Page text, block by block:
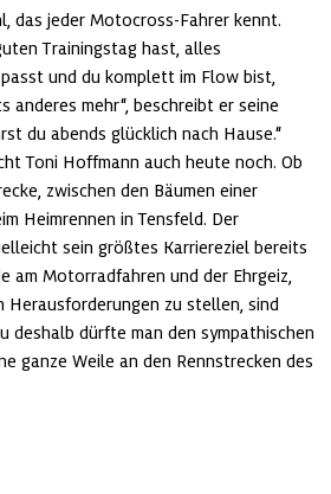
das jeder Motocross-Fahrer kennt.
Trainingstag hast, alles
und du komplett im Flow bist,
anderes mehr“, beschreibt er seine
du abends glücklich nach Hause.“
Toni Hoffmann auch heute noch. Ob
zwischen den Bäumen einer
Heimrennen in Tensfeld. Der
sein größtes Karriereziel bereits
am Motorradfahren und der Ehrgeiz,
Herausforderungen zu stellen, sind
deshalb dürfte man den sympathischen
ganze Weile an den Rennstrecken des